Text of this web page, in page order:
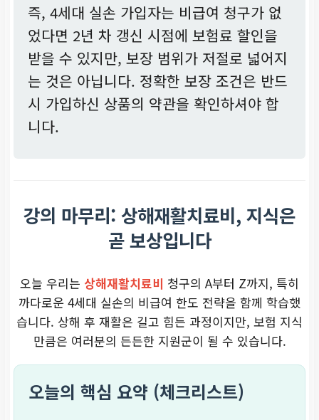
즉, 4세대 실손 가입자는 비급여 청구가 없
었다면 2년 차 갱신 시점에 보험료 할인을
받을 수 있지만, 보장 범위가 저절로 넓어지
는 것은 아닙니다. 정확한 보장 조건은 반드
시 가입하신 상품의 약관을 확인하셔야 합
니다.
강의 마무리: 상해재활치료비, 지식은
곧 보상입니다
오늘 우리는 상해재활치료비 청구의 A부터 Z까지, 특히
까다로운 4세대 실손의 비급여 한도 전략을 함께 학습했
습니다. 상해 후 재활은 길고 힘든 과정이지만, 보험 지식
만큼은 여러분의 든든한 지원군이 될 수 있습니다.
오늘의 핵심 요약 (체크리스트)